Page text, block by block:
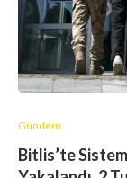
Gündem
Bitlis’te